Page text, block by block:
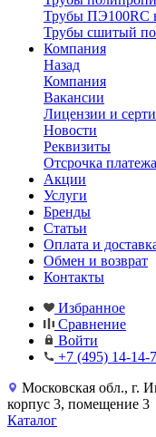
Трубы ПЭ100RC
Трубы сшитый
Компания
Назад
Компания
Вакансии
Лицензии и
Новости
Реквизиты
Отсрочка платежа
Акции
Услуги
Бренды
Статьи
Оплата и
Обмен и возврат
Контакты
Избранное
Сравнение
Войти
+7 (495) 14-14-
Московская обл., г.
корпус 3, помещение 3
Каталог